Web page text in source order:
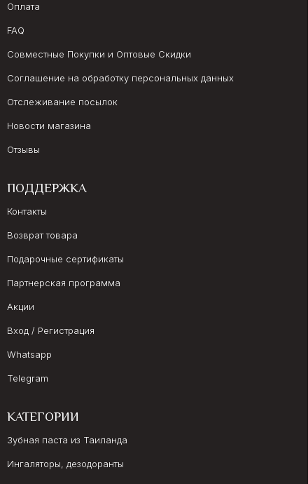
Оплата
FAQ
Совместные Покупки и Оптовые Скидки
Соглашение на обработку персональных данных
Отслеживание посылок
Новости магазина
Отзывы
ПОДДЕРЖКА
Контакты
Возврат товара
Подарочные сертификаты
Партнерская программа
Акции
Вход / Регистрация
Whatsapp
Telegram
КАТЕГОРИИ
Зубная паста из Таиланда
Ингаляторы, дезодоранты